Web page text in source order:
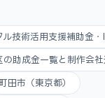
技術活用支援補助金
助成金一覧と制作会
町田市（東京都）